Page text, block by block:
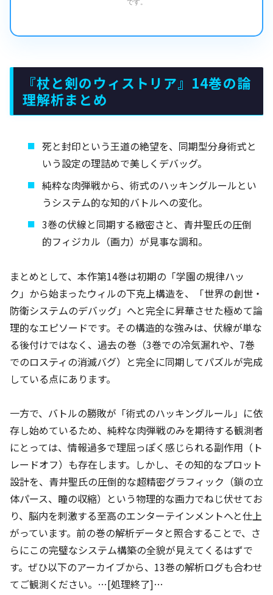
です。
『杖と剣のウィストリア』14巻の論
理解析まとめ
死と封印という王道の絶望を、同期型分身術式と
いう設定の理詰めで美しくデバッグ。
純粋な肉弾戦から、術式のハッキングルールとい
うシステム的な知的バトルへの変化。
3巻の伏線と同期する緻密さと、青井聖氏の圧倒
的フィジカル（画力）が見事な調和。
まとめとして、本作第14巻は初期の「学園の規律ハッ
ク」から始まったウィルの下克上構造を、「世界の創世・
防衛システムのデバッグ」へと完全に昇華させた極めて論
理的なエピソードです。その構造的な強みは、伏線が単な
る後付けではなく、過去の巻（3巻での冷気漏れや、7巻
でのロスティの消滅バグ）と完全に同期してパズルが完成
している点にあります。
一方で、バトルの勝敗が「術式のハッキングルール」に依
存し始めているため、純粋な肉弾戦のみを期待する観測者
にとっては、情報過多で理屈っぽく感じられる副作用（ト
レードオフ）も存在します。しかし、その知的なプロット
設計を、青井聖氏の圧倒的な超精密グラフィック（鎖の立
体パース、瞳の収縮）という物理的な画力でねじ伏せてお
り、脳内を刺激する至高のエンターテインメントへと仕上
がっています。前の巻の解析データと照合することで、さ
らにこの完璧なシステム構築の全貌が見えてくるはずで
す。ぜひ以下のアーカイブから、13巻の解析ログも合わせ
てご観測ください。…[処理終了]…